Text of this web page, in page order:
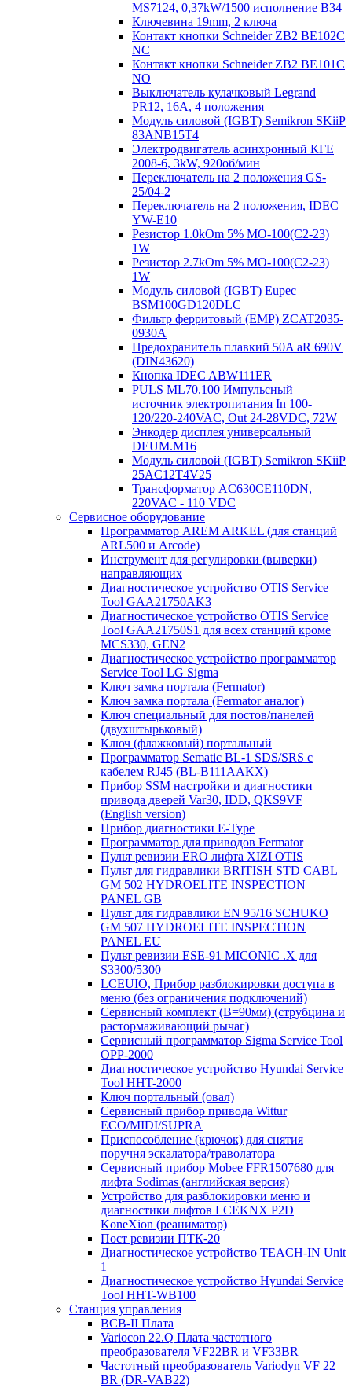
MS7124, 0,37kW/1500 исполнение В34
Ключевина 19mm, 2 ключа
Контакт кнопки Schneider ZB2 BE102C
NC
Контакт кнопки Schneider ZB2 BE101C
NO
Выключатель кулачковый Legrand
PR12, 16A, 4 положения
Модуль силовой (IGBT) Semikron SKiiP
83ANB15T4
Электродвигатель асинхронный КГЕ
2008-6, 3kW, 920об/мин
Переключатель на 2 положения GS-
25/04-2
Переключатель на 2 положения, IDEC
YW-E10
Резистор 1.0kOm 5% МО-100(С2-23)
1W
Резистор 2.7kOm 5% МО-100(С2-23)
1W
Модуль силовой (IGBT) Eupec
BSM100GD120DLC
Фильтр ферритовый (EMP) ZCAT2035-
0930A
Предохранитель плавкий 50A aR 690V
(DIN43620)
Кнопка IDEC ABW111ER
PULS ML70.100 Импульсный
источник электропитания In 100-
120/220-240VAC, Out 24-28VDC, 72W
Энкодер дисплея универсальный
DEUM.M16
Модуль силовой (IGBT) Semikron SKiiP
25AC12T4V25
Трансформатор AC630CE110DN,
220VAC - 110 VDC
Сервисное оборудование
Программатор AREM ARKEL (для станций
ARL500 и Arcode)
Инструмент для регулировки (выверки)
направляющих
Диагностическое устройство OTIS Service
Tool GAA21750AK3
Диагностическое устройство OTIS Service
Tool GAA21750S1 для всех станций кроме
MCS330, GEN2
Диагностическое устройство программатор
Service Tool LG Sigma
Ключ замка портала (Fermator)
Ключ замка портала (Fermator аналог)
Ключ специальный для постов/панелей
(двухштырьковый)
Ключ (флажковый) портальный
Программатор Sematic BL-1 SDS/SRS с
кабелем RJ45 (BL-B111AAKX)
Прибор SSM настройки и диагностики
привода дверей Var30, IDD, QKS9VF
(English version)
Прибор диагностики E-Type
Программатор для приводов Fermator
Пульт ревизии ERO лифта XIZI OTIS
Пульт для гидравлики BRITISH STD CABL
GM 502 HYDROELITE INSPECTION
PANEL GB
Пульт для гидравлики EN 95/16 SCHUKO
GM 507 HYDROELITE INSPECTION
PANEL EU
Пульт ревизии ESE-91 MICONIC .X для
S3300/5300
LCEUIO, Прибор разблокировки доступа в
меню (без ограничения подключений)
Сервисный комплект (В=90мм) (струбцина и
растормаживающий рычаг)
Сервисный программатор Sigma Service Tool
OPP-2000
Диагностическое устройство Hyundai Service
Tool HHT-2000
Ключ портальный (овал)
Сервисный прибор привода Wittur
ECO/MIDI/SUPRA
Приспособление (крючок) для снятия
поручня эскалатора/траволатора
Сервисный прибор Mobee FFR1507680 для
лифта Sodimas (английская версия)
Устройство для разблокировки меню и
диагностики лифтов LCEKNX P2D
KoneXion (реаниматор)
Пост ревизии ПТК-20
Диагностическое устройство TEACH-IN Unit
1
Диагностическое устройство Hyundai Service
Tool HHT-WB100
Станция управления
BCB-II Плата
Variocon 22.Q Плата частотного
преобразователя VF22BR и VF33BR
Частотный преобразователь Variodyn VF 22
BR (DR-VAB22)